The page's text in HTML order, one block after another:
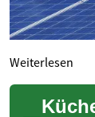
Weiterlesen